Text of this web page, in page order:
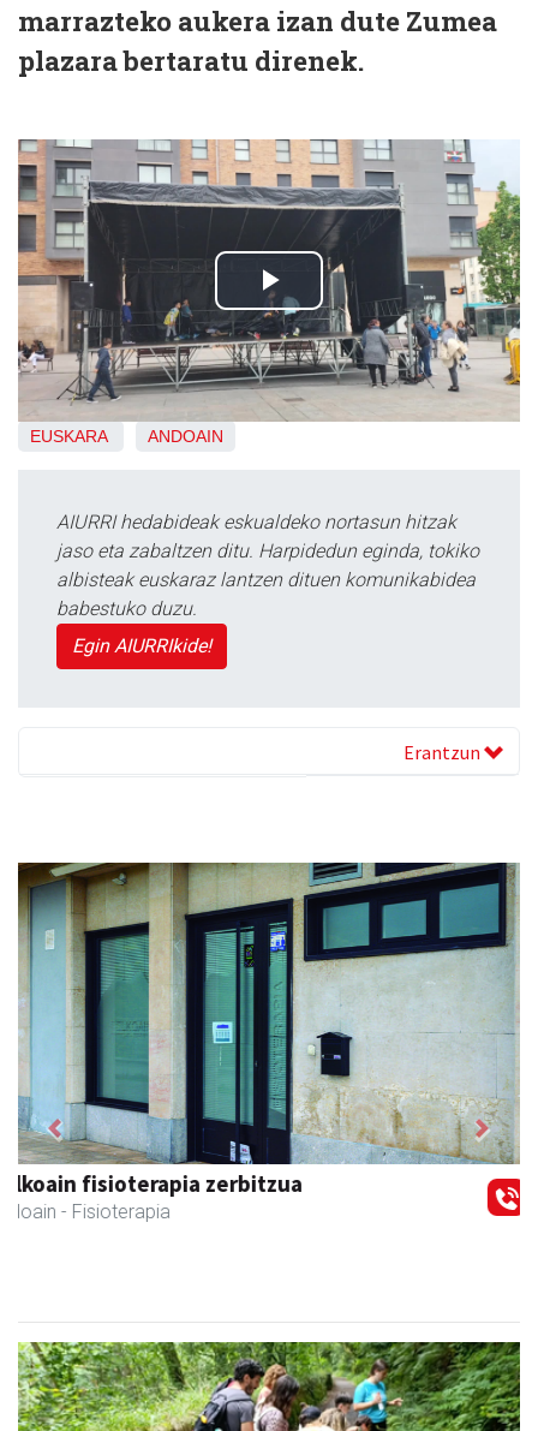
marrazteko aukera izan dute Zumea
plazara bertaratu direnek.
EUSKARA ANDOAIN
AIURRI hedabideak eskualdeko nortasun hitzak
jaso eta zabaltzen ditu. Harpidedun eginda, tokiko
albisteak euskaraz lantzen dituen komunikabidea
babestuko duzu.
Egin AIURRIkide!
Erantzun
Leizaran Institutua
Andoain - Hezkuntza
Previous Next